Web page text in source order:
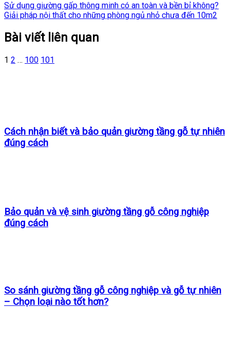
Sử dụng giường gấp thông minh có an toàn và bền bỉ không?
Giải pháp nội thất cho những phòng ngủ nhỏ chưa đến 10m2
Bài viết liên quan
1 2 … 100 101
Cách nhận biết và bảo quản giường tầng gỗ tự nhiên
đúng cách
Bảo quản và vệ sinh giường tầng gỗ công nghiệp
đúng cách
So sánh giường tầng gỗ công nghiệp và gỗ tự nhiên
– Chọn loại nào tốt hơn?